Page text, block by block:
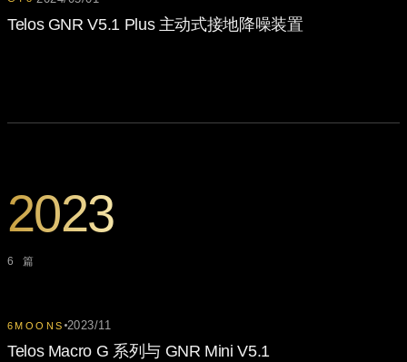
Telos GNR V5.1 Plus 主动式接地降噪装置
2023
6 篇
6MOONS 2023/11
Telos Macro G 系列与 GNR Mini V5.1